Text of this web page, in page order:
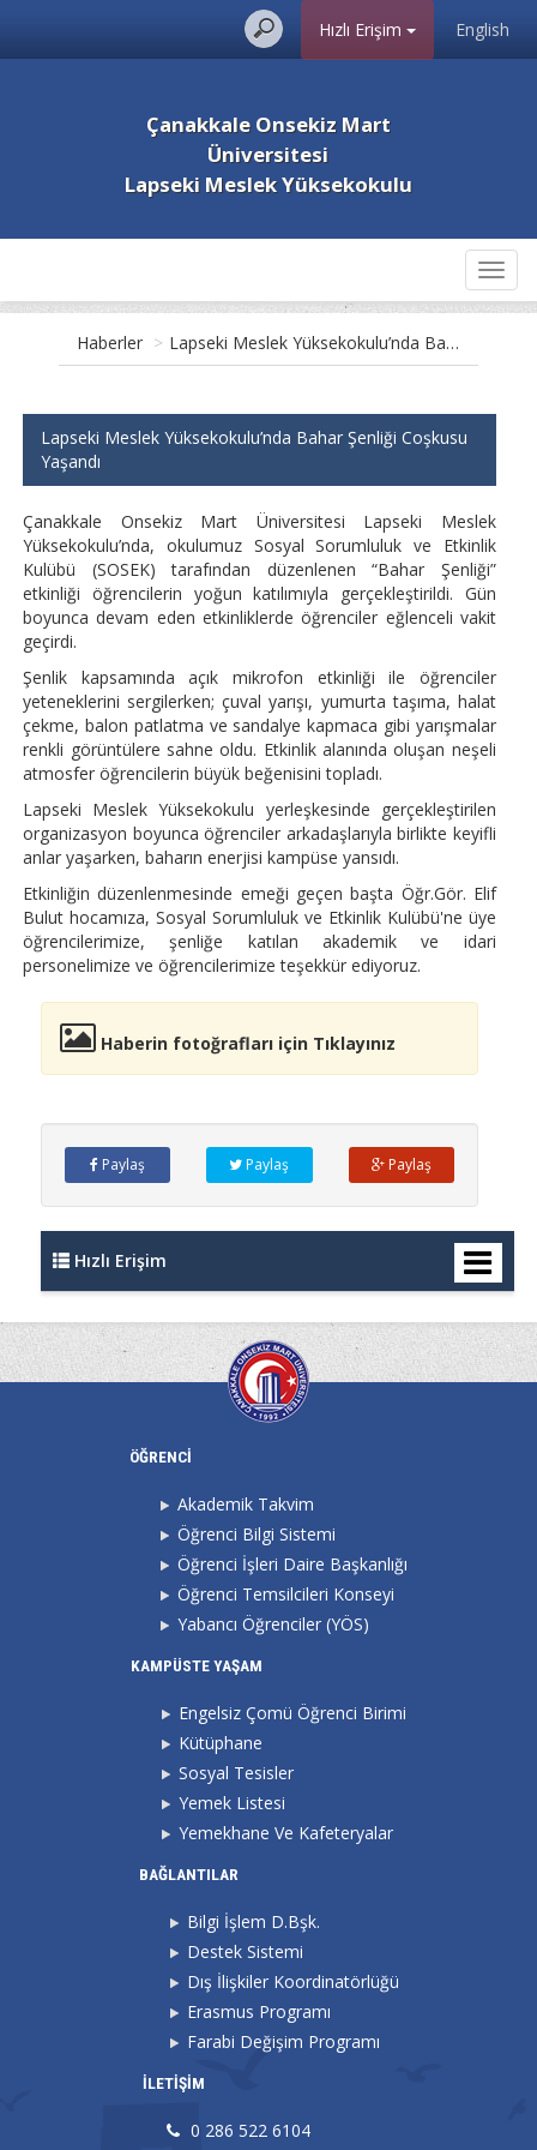
English
Hızlı Erişim
Çanakkale Onsekiz Mart
Üniversitesi
Lapseki Meslek Yüksekokulu
Haberler > Lapseki Meslek Yüksekokulu’nda Bahar Şenliği Coşkusu Yaşandı
Lapseki Meslek Yüksekokulu’nda Bahar Şenliği Coşkusu
Yaşandı
Çanakkale Onsekiz Mart Üniversitesi Lapseki Meslek
Yüksekokulu’nda, okulumuz Sosyal Sorumluluk ve Etkinlik
Kulübü (SOSEK) tarafından düzenlenen “Bahar Şenliği”
etkinliği öğrencilerin yoğun katılımıyla gerçekleştirildi. Gün
boyunca devam eden etkinliklerde öğrenciler eğlenceli vakit
geçirdi.
Şenlik kapsamında açık mikrofon etkinliği ile öğrenciler
yeteneklerini sergilerken; çuval yarışı, yumurta taşıma, halat
çekme, balon patlatma ve sandalye kapmaca gibi yarışmalar
renkli görüntülere sahne oldu. Etkinlik alanında oluşan neşeli
atmosfer öğrencilerin büyük beğenisini topladı.
Lapseki Meslek Yüksekokulu yerleşkesinde gerçekleştirilen
organizasyon boyunca öğrenciler arkadaşlarıyla birlikte keyifli
anlar yaşarken, baharın enerjisi kampüse yansıdı.
Etkinliğin düzenlenmesinde emeği geçen başta Öğr.Gör. Elif
Bulut hocamıza, Sosyal Sorumluluk ve Etkinlik Kulübü'ne üye
öğrencilerimize, şenliğe katılan akademik ve idari
personelimize ve öğrencilerimize teşekkür ediyoruz.
Haberin fotoğrafları için Tıklayınız
Paylaş Paylaş Paylaş
Hızlı Erişim
ÖĞRENCİ
Akademik Takvim
Öğrenci Bilgi Sistemi
Öğrenci İşleri Daire Başkanlığı
Öğrenci Temsilcileri Konseyi
Yabancı Öğrenciler (YÖS)
KAMPÜSTE YAŞAM
Engelsiz Çomü Öğrenci Birimi
Kütüphane
Sosyal Tesisler
Yemek Listesi
Yemekhane Ve Kafeteryalar
BAĞLANTILAR
Bilgi İşlem D.Bşk.
Destek Sistemi
Dış İlişkiler Koordinatörlüğü
Erasmus Programı
Farabi Değişim Programı
İLETİŞİM
0 286 522 6104